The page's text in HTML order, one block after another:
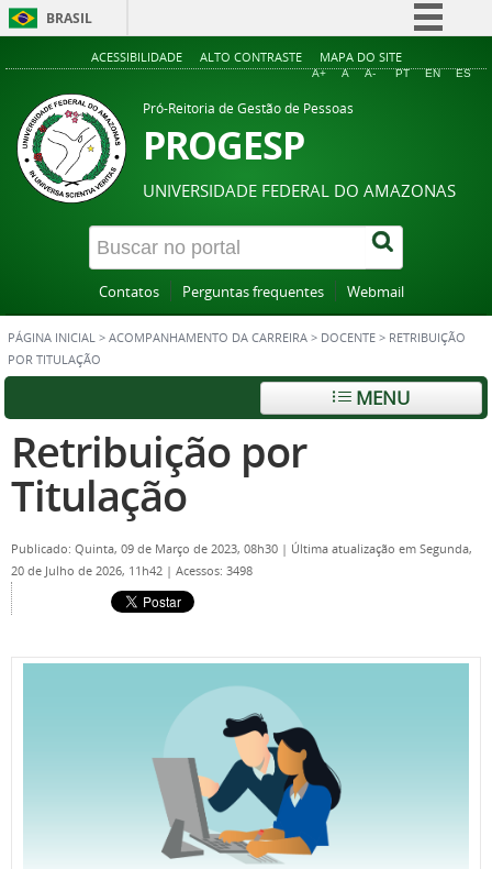
BRASIL
Simplifique!
Acesso à informação
Legislação
Canais
ACESSIBILIDADE ALTO CONTRASTE MAPA DO SITE
A+ A A- PT EN ES
Pró-Reitoria de Gestão de Pessoas
PROGESP
UNIVERSIDADE FEDERAL DO AMAZONAS
Contatos Perguntas frequentes Webmail
PÁGINA INICIAL > ACOMPANHAMENTO DA CARREIRA > DOCENTE > RETRIBUIÇÃO
POR TITULAÇÃO
MENU
Retribuição por
Titulação
Publicado: Quinta, 09 de Março de 2023, 08h30 | Última atualização em Segunda,
20 de Julho de 2026, 11h42 | Acessos: 3498